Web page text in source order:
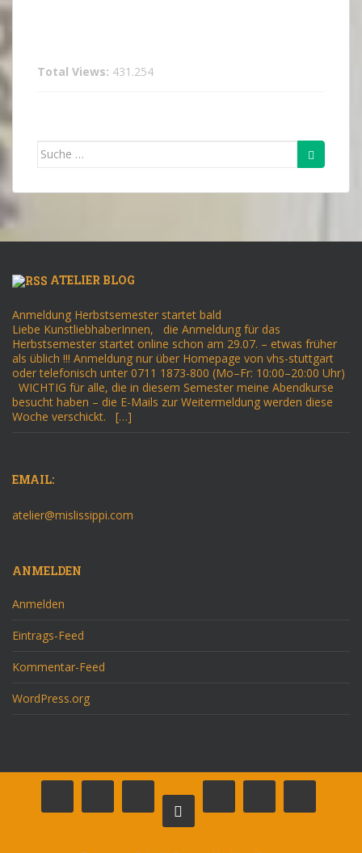
Total Views: 431.254
Suche
ATELIER BLOG
Anmeldung Herbstsemester startet bald
Liebe KunstliebhaberInnen, die Anmeldung für das
Herbstsemester startet online schon am 29.07. – etwas früher
als üblich !!! Anmeldung nur über Homepage von vhs-stuttgart
oder telefonisch unter 0711 1873-800 (Mo–Fr: 10:00–20:00 Uhr)
WICHTIG für alle, die in diesem Semester meine Abendkurse
besucht haben – die E-Mails zur Weitermeldung werden diese
Woche verschickt. […]
EMAIL:
atelier@mislissippi.com
ANMELDEN
Anmelden
Eintrags-Feed
Kommentar-Feed
WordPress.org